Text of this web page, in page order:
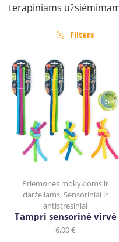
terapiniams
Filters
Priemonės mokykloms ir
darželiams,Sensoriniai ir
antistresiniai
Tampri sensorinė virvė
6,00€